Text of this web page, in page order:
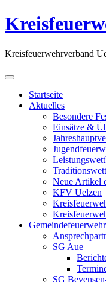
Kreisfeuerwehrverband
Startseite
Aktuelles
Besondere
Einsätze &
Neue Artikel
KFV Uelzen
SG Aue
SG